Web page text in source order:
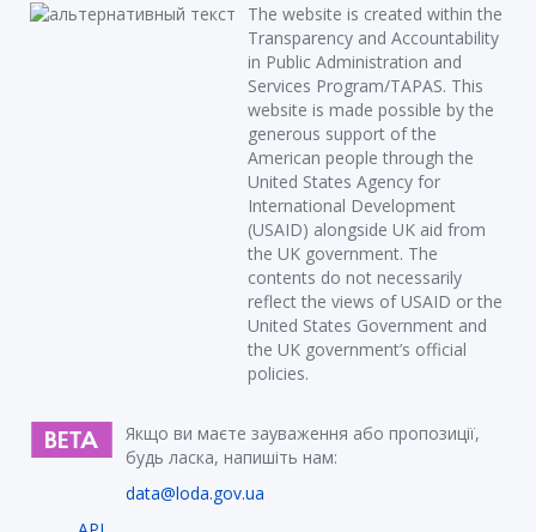
The website is created within the
Transparency and Accountability
in Public Administration and
Services Program/TAPAS. This
website is made possible by the
generous support of the
American people through the
United States Agency for
International Development
(USAID) alongside UK aid from
the UK government. The
contents do not necessarily
reflect the views of USAID or the
United States Government and
the UK government’s official
policies.
Якщо ви маєте зауваження або пропозиції,
будь ласка, напишіть нам:
data@loda.gov.ua